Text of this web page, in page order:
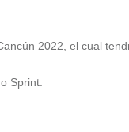
2022, el cual
Sprint.